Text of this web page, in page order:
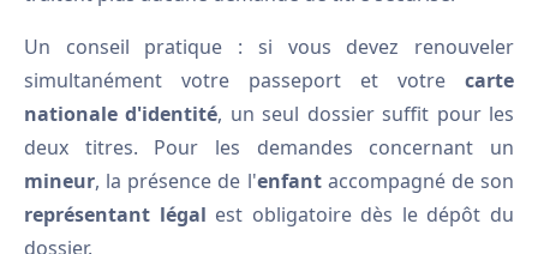
Un conseil pratique : si vous devez renouveler
simultanément votre passeport et votre carte
nationale d'identité, un seul dossier suffit pour les
deux titres. Pour les demandes concernant un
mineur, la présence de l'enfantaccompagné de son
représentant légal est obligatoire dès le dépôt du
dossier.